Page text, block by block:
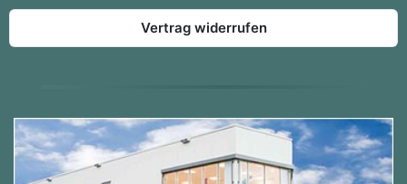
Vertrag widerrufen